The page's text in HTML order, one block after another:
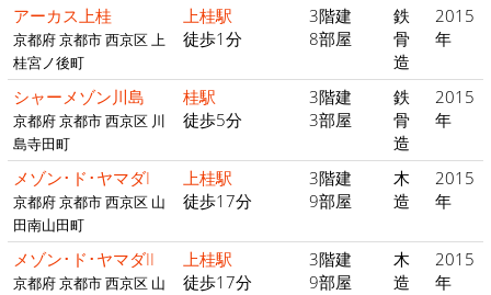
アーカス上桂
京都府 京都市 西京区 上
桂宮ノ後町
上桂駅
徒歩1分
3階建
8部屋
鉄
骨
造
2015
年
シャーメゾン川島
京都府 京都市 西京区 川
島寺田町
桂駅
徒歩5分
3階建
3部屋
鉄
骨
造
2015
年
メゾン･ド･ヤマダI
京都府 京都市 西京区 山
田南山田町
上桂駅
徒歩17分
3階建
9部屋
木
造
2015
年
メゾン･ド･ヤマダII
京都府 京都市 西京区 山
上桂駅
徒歩17分
3階建
9部屋
木
造
2015
年